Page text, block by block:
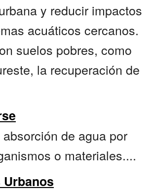
y reducir impactos
acuáticos cercanos.
suelos pobres, como
la recuperación de
de agua por
o materiales....